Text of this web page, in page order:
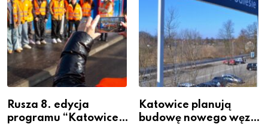
Rusza 8. edycja
programu “Katowice
Katowice planują
budowę nowego węzła